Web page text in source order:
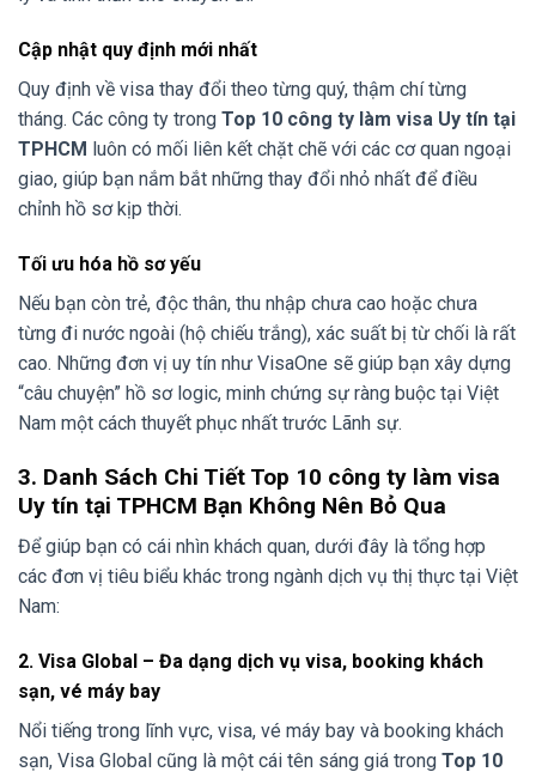
Cập nhật quy định mới nhất
Quy định về visa thay đổi theo từng quý, thậm chí từng
tháng. Các công ty trong Top 10 công ty làm visa Uy tín tại
TPHCM luôn có mối liên kết chặt chẽ với các cơ quan ngoại
giao, giúp bạn nắm bắt những thay đổi nhỏ nhất để điều
chỉnh hồ sơ kịp thời.
Tối ưu hóa hồ sơ yếu
Nếu bạn còn trẻ, độc thân, thu nhập chưa cao hoặc chưa
từng đi nước ngoài (hộ chiếu trắng), xác suất bị từ chối là rất
cao. Những đơn vị uy tín như VisaOne sẽ giúp bạn xây dựng
“câu chuyện” hồ sơ logic, minh chứng sự ràng buộc tại Việt
Nam một cách thuyết phục nhất trước Lãnh sự.
3. Danh Sách Chi Tiết Top 10 công ty làm visa
Uy tín tại TPHCM Bạn Không Nên Bỏ Qua
Để giúp bạn có cái nhìn khách quan, dưới đây là tổng hợp
các đơn vị tiêu biểu khác trong ngành dịch vụ thị thực tại Việt
Nam:
2. Visa Global – Đa dạng dịch vụ visa, booking khách
sạn, vé máy bay
Nổi tiếng trong lĩnh vực, visa, vé máy bay và booking khách
sạn, Visa Global cũng là một cái tên sáng giá trong Top 10